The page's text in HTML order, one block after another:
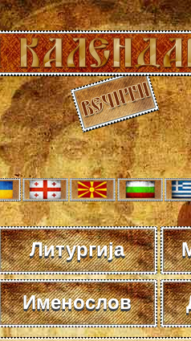
Литургија
Именослов